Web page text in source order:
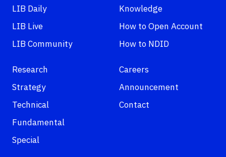
LIB Daily
LIB Live
LIB Community
Knowledge
How to Open Account
How to NDID
Research
Strategy
Technical
Fundamental
Special
Careers
Announcement
Contact